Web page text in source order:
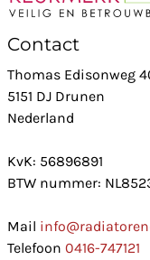
Contact
Thomas Edisonweg
5151 DJ Drunen
Nederland
KvK: 56896891
BTW nummer:
Mail
Telefoon 0416-747121